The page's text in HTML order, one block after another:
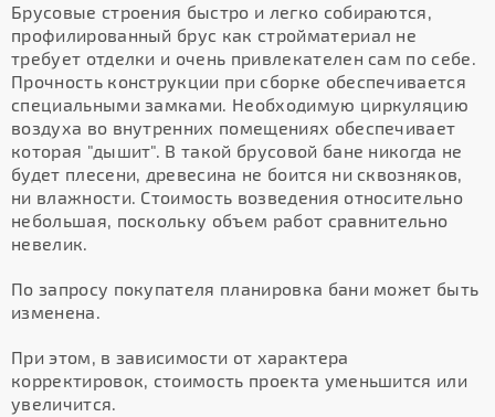
Брусовые строения быстро и легко собираются,
профилированный брус как стройматериал не
требует отделки и очень привлекателен сам по себе.
Прочность конструкции при сборке обеспечивается
специальными замками. Необходимую циркуляцию
воздуха во внутренних помещениях обеспечивает
которая "дышит". В такой брусовой бане никогда не
будет плесени, древесина не боится ни сквозняков,
ни влажности. Стоимость возведения относительно
небольшая, поскольку объем работ сравнительно
невелик.
По запросу покупателя планировка бани может быть
изменена.
При этом, в зависимости от характера
корректировок, стоимость проекта уменьшится или
увеличится.